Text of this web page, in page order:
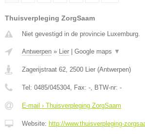
Thuisverpleging ZorgSaam
Niet gevestigd in de provincie Luxemburg.
Antwerpen » Lier Google maps ▼
Zagerijstraat 62, 2500 Lier (Antwerpen)
Tel: 0485/045304, Fax: -, BTW-nr: -
E-mail › Thuisverpleging ZorgSaam
Website: http://www.thuisverpleging-